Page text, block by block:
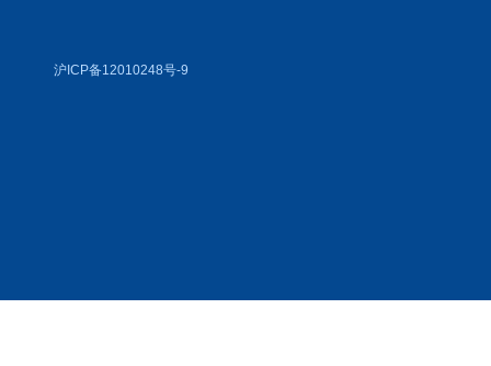
沪ICP备12010248号-9